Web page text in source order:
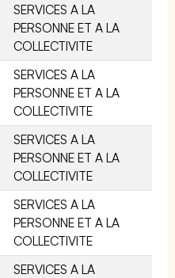
SERVICES A LA
PERSONNE ET A LA
COLLECTIVITE
SERVICES A LA
PERSONNE ET A LA
COLLECTIVITE
SERVICES A LA
PERSONNE ET A LA
COLLECTIVITE
SERVICES A LA
PERSONNE ET A LA
COLLECTIVITE
SERVICES A LA